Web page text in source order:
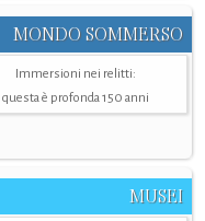
MONDO SOMMERSO
Immersioni nei relitti:
questa è profonda 150 anni
MUSEI